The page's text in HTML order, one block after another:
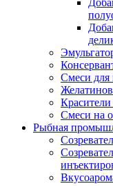
Смеси для
Красители
Смеси на
Рыбная